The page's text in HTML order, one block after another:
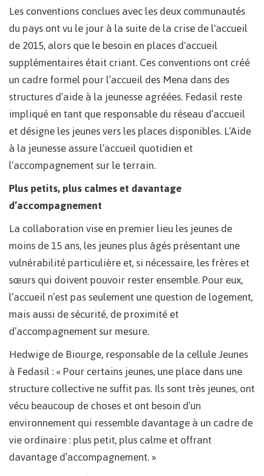
Les conventions conclues avec les deux communautés
du pays ont vu le jour à la suite de la crise de l'accueil
de 2015, alors que le besoin en places d'accueil
supplémentaires était criant. Ces conventions ont créé
un cadre formel pour l’accueil des Mena dans des
structures d’aide à la jeunesse agréées. Fedasil reste
impliqué en tant que responsable du réseau d’accueil
et désigne les jeunes vers les places disponibles. L’Aide
à la jeunesse assure l’accueil quotidien et
l’accompagnement sur le terrain.
Plus petits, plus calmes et davantage
d’accompagnement
La collaboration vise en premier lieu les jeunes de
moins de 15 ans, les jeunes plus âgés présentant une
vulnérabilité particulière et, si nécessaire, les frères et
sœurs qui doivent pouvoir rester ensemble. Pour eux,
l’accueil n’est pas seulement une question de logement,
mais aussi de sécurité, de proximité et
d’accompagnement sur mesure.
Hedwige de Biourge, responsable de la cellule Jeunes
à Fedasil : « Pour certains jeunes, une place dans une
structure collective ne suffit pas. Ils sont très jeunes, ont
vécu beaucoup de choses et ont besoin d’un
environnement qui ressemble davantage à un cadre de
vie ordinaire : plus petit, plus calme et offrant
davantage d’accompagnement. »